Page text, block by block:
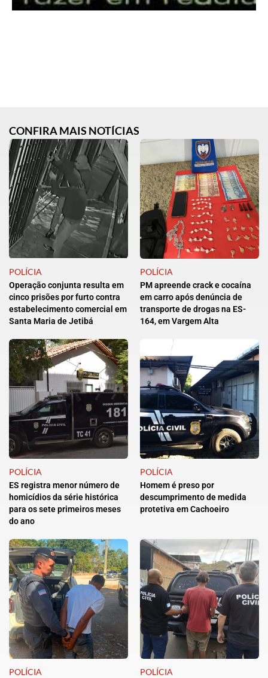
CONFIRA MAIS NOTÍCIAS
POLÍCIA
Operação conjunta resulta em
cinco prisões por furto contra
estabelecimento comercial em
Santa Maria de Jetibá
POLÍCIA
PM apreende crack e cocaína
em carro após denúncia de
transporte de drogas na ES-
164, em Vargem Alta
POLÍCIA
ES registra menor número de
homicídios da série histórica
para os sete primeiros meses
do ano
POLÍCIA
Homem é preso por
descumprimento de medida
protetiva em Cachoeiro
POLÍCIA POLÍCIA